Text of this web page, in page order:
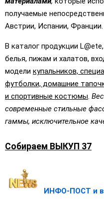
получаемые
Австрии, Испании, Франции.
В каталог продукции
белья, пижам и халатов,
модели купальников,
футболки, домашние
и спортивные костюмы.
современные стильные
гаммы, исключительное
Собираем ВЫКУП 37
ИНФО-ПОСТ и